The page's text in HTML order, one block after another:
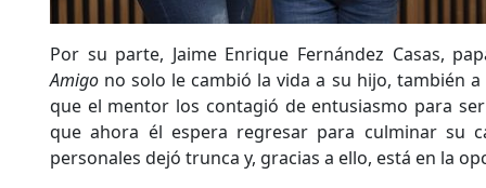
Por su parte, Jaime Enrique Fernández Casas,
Amigo no solo le cambió la vida a su hijo, también
que el mentor los contagió de entusiasmo para
que ahora él espera regresar para culminar su
personales dejó trunca y, gracias a ello, está en la